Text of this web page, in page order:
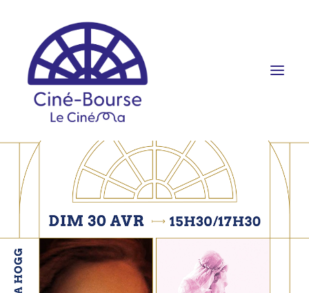
FILMS ET HORAIRES
ÉVÉNEMENTS
PRATIQUE
RÉSERVATION